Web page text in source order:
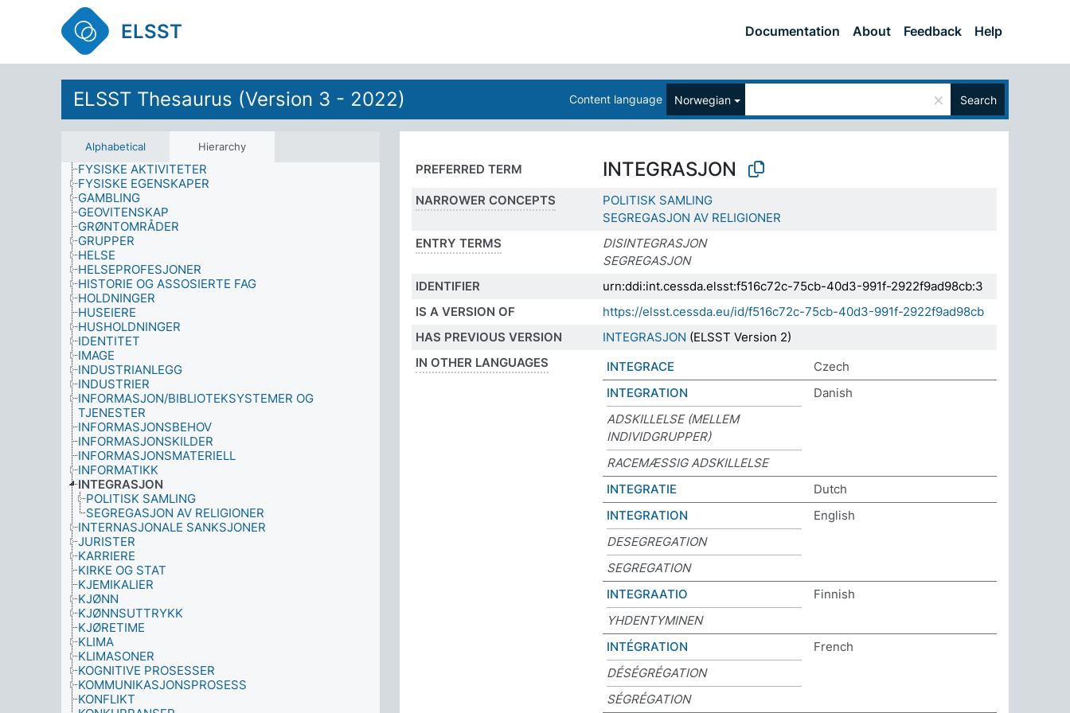
ELSST Documentation About Feedback Help
ELSST Thesaurus (Version 3 - 2022) Content language Norwegian × Search
Alphabetical Hierarchy
FORBRUKERTJENESTER
FORBRYTELSER
FORRETNINGSVIRKSOMHET
FORSKNING
FORSVAR
FORVENTNING
FOTOGRAFERING
FRITIDSAKTIVITETER
FYSIKK
FYSIOLOGISKE VIRKNINGER
FYSISKE AKTIVITETER
FYSISKE EGENSKAPER
GAMBLING
GEOVITENSKAP
GRØNTOMRÅDER
GRUPPER
HELSE
HELSEPROFESJONER
HISTORIE OG ASSOSIERTE FAG
HOLDNINGER
HUSEIERE
HUSHOLDNINGER
IDENTITET
IMAGE
INDUSTRIANLEGG
INDUSTRIER
INFORMASJON/BIBLIOTEKSYSTEMER OG
TJENESTER
INFORMASJONSBEHOV
INFORMASJONSKILDER
INFORMASJONSMATERIELL
INFORMATIKK
INTEGRASJON
POLITISK SAMLING
SEGREGASJON AV RELIGIONER
INTERNASJONALE SANKSJONER
JURISTER
KARRIERE
KIRKE OG STAT
KJEMIKALIER
KJØNN
KJØNNSUTTRYKK
KJØRETIME
KLIMA
KLIMASONER
KOGNITIVE PROSESSER
KOMMUNIKASJONSPROSESS
KONFLIKT
PREFERRED TERM INTEGRASJON
NARROWER CONCEPTS
POLITISK SAMLING
SEGREGASJON AV RELIGIONER
ENTRY TERMS
DISINTEGRASJON
SEGREGASJON
IDENTIFIER
urn:ddi:int.cessda.elsst:f516c72c-75cb-40d3-991f-2922f9ad98cb:3
IS A VERSION OF
https://elsst.cessda.eu/id/f516c72c-75cb-40d3-991f-2922f9ad98cb
HAS PREVIOUS VERSION
INTEGRASJON (ELSST Version 2)
IN OTHER LANGUAGES
INTEGRACE
Czech
INTEGRATION
Danish
ADSKILLELSE (MELLEM
INDIVIDGRUPPER)
RACEMÆSSIG ADSKILLELSE
INTEGRATIE
Dutch
INTEGRATION
English
DESEGREGATION
SEGREGATION
INTEGRAATIO
Finnish
YHDENTYMINEN
INTÉGRATION
French
DÉSÉGRÉGATION
SÉGRÉGATION